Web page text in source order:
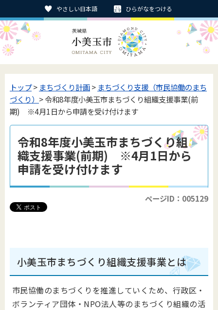
やさしい日本語 ひらがなをつける
トップ> まちづくり計画> まちづくり支援（市民協働のまち
づくり） > 令和8年度小美玉市まちづくり組織支援事業(前
期) ※4月1日から申請を受け付けます
令和8年度小美玉市まちづくり組
織支援事業(前期) ※4月1日から
申請を受け付けます
ページID：005129
小美玉市まちづくり組織支援事業とは
市民協働のまちづくりを推進していくため、行政区・
ボランティア団体・NPO法人等のまちづくり組織の活